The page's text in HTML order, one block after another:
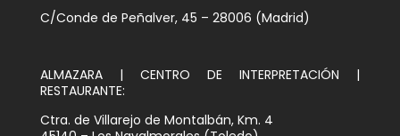
C/Conde de Peñalver, 45 – 28006 (Madrid)
ALMAZARA | CENTRO DE INTERPRETACIÓN |
RESTAURANTE:
Ctra. de Villarejo de Montalbán, Km. 4